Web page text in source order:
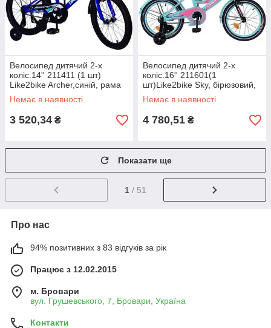
Велосипед дитячий 2-х
коліс.14'' 211411 (1 шт)
Like2bike Archer,синій, рама
сталь, з дзвінком, руч.гальмо,
Немає в наявності
3 520,34 ₴
Велосипед дитячий 2-х
коліс.16'' 211601(1
шт)Like2bike Sky, бірюзовий,
рама сталь, з дзвінком,
руч.гальмо,
Немає в наявності
4 780,51 ₴
Показати ще
1 / 51
Про нас
94% позитивних з 83 відгуків за рік
Працює з 12.02.2015
м. Бровари
вул. Грушевського, 7, Бровари, Україна
Контакти